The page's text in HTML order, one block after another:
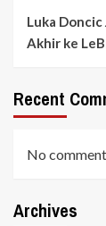
Luka
Akhir ke
Recent
No
Archives